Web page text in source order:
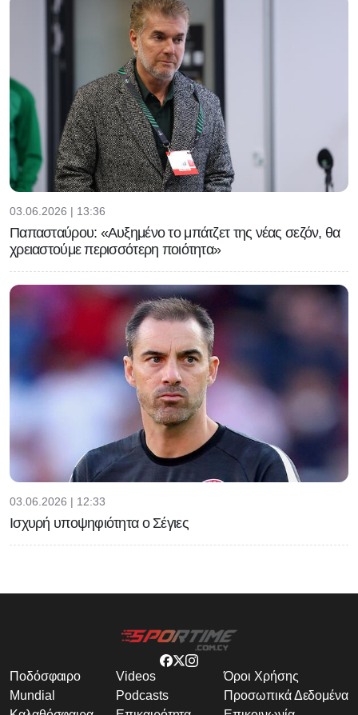
03.06.2026 | 13:36
Παπασταύρου: «Αυξημένο το μπάτζετ της νέας σεζόν, θα
χρειαστούμε περισσότερη ποιότητα»
03.06.2026 | 12:33
Ισχυρή υποψηφιότητα ο Σέγιες
Ποδόσφαιρο
Mundial
Videos
Podcasts
Όροι Χρήσης
Προσωπικά Δεδομένα